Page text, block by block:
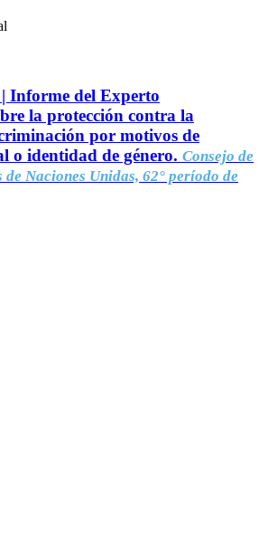
Informe del Experto
la protección contra la
por motivos de
o identidad de género. Consejo de
de Naciones Unidas, 62° período de